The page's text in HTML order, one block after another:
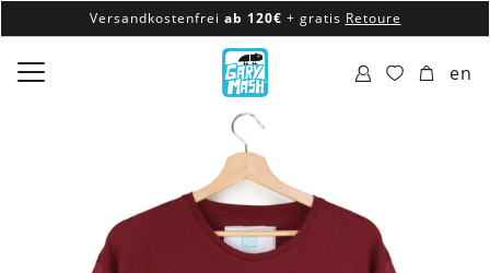
Versandkostenfrei ab 120€ + gratis Retoure
100% veganes & fair produziertes Sortiment
Versandkostenfrei ab 120€
en